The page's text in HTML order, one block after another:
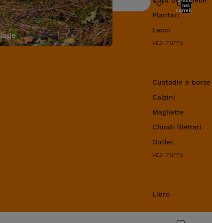
Plantari
Lacci
VEDI TUTTO
Custodie e
Calzini
Magliette
Chiodi filettati
Outlet
VEDI TUTTO
Libro
Ricerca
nel
carrello: